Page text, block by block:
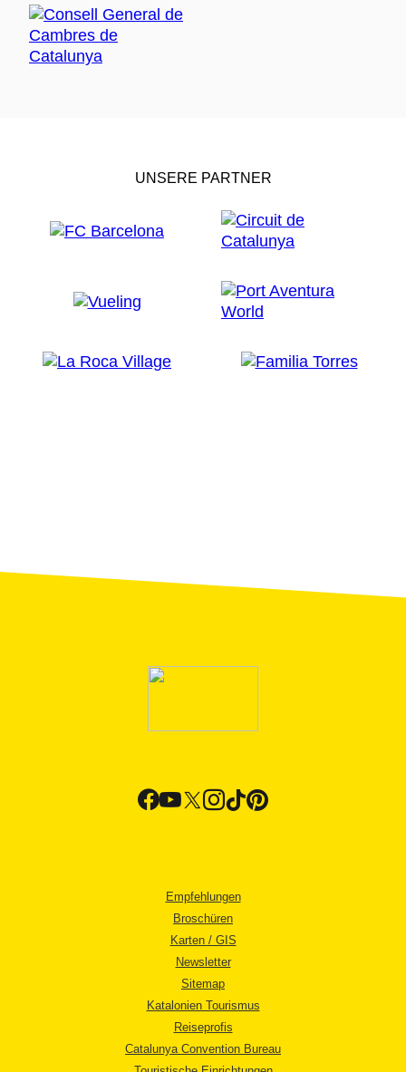
UNSERE PARTNER
Empfehlungen
Broschüren
Karten / GIS
Newsletter
Sitemap
Katalonien Tourismus
Reiseprofis
Catalunya Convention Bureau